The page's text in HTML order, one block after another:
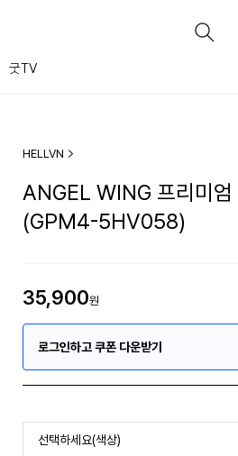
굿TV
HELLVN
ANGEL WING 프리미엄
(GPM4-5HV058)
35,900원
로그인하고 쿠폰 다운받기
선택하세요(색상)